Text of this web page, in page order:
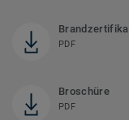
PDF
Broschüre
PDF